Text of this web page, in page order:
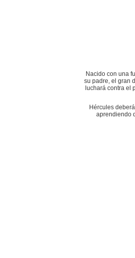
Nacido con una
su padre, el gran
luchará contra el
Hércules
aprendiendo